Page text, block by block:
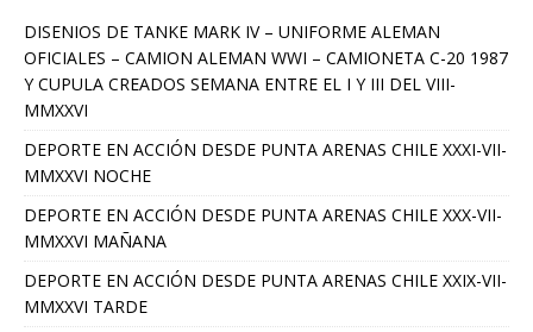
DISENIOS DE TANKE MARK IV – UNIFORME ALEMAN
OFICIALES – CAMION ALEMAN WWI – CAMIONETA C-20 1987
Y CUPULA CREADOS SEMANA ENTRE EL I Y III DEL VIII-
MMXXVI
DEPORTE EN ACCIÓN DESDE PUNTA ARENAS CHILE XXXI-VII-
MMXXVI NOCHE
DEPORTE EN ACCIÓN DESDE PUNTA ARENAS CHILE XXX-VII-
MMXXVI MAÑANA
DEPORTE EN ACCIÓN DESDE PUNTA ARENAS CHILE XXIX-VII-
MMXXVI TARDE